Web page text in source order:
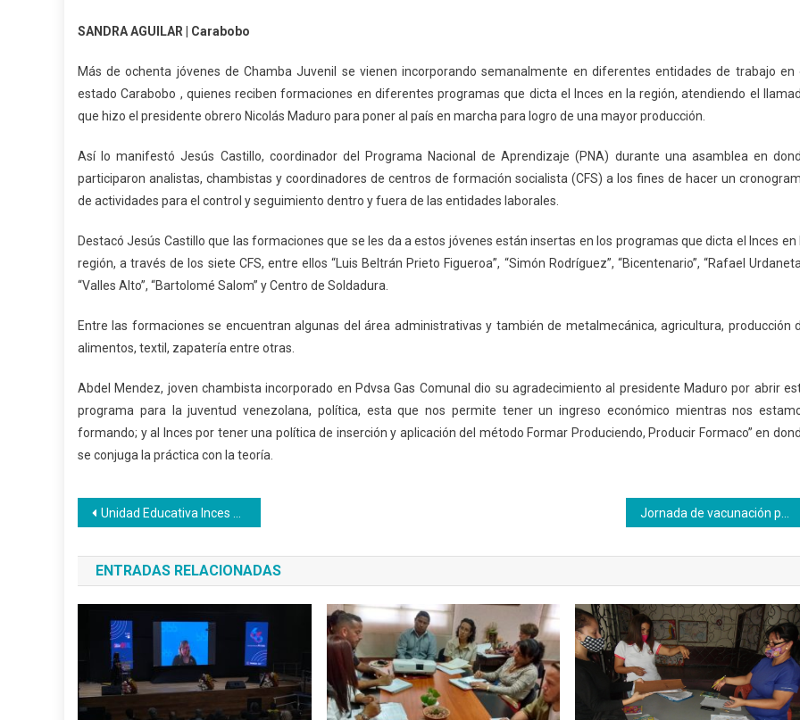
SANDRA AGUILAR | Carabobo
Más de ochenta jóvenes de Chamba Juvenil se vienen incorporando semanalmente en diferentes entidades de trabajo en
estado Carabobo , quienes reciben formaciones en diferentes programas que dicta el Inces en la región, atendiendo el
que hizo el presidente obrero Nicolás Maduro para poner al país en marcha para logro de una mayor producción.
Así lo manifestó Jesús Castillo, coordinador del Programa Nacional de Aprendizaje (PNA) durante una asamblea en
participaron analistas, chambistas y coordinadores de centros de formación socialista (CFS) a los fines de hacer un
de actividades para el control y seguimiento dentro y fuera de las entidades laborales.
Destacó Jesús Castillo que las formaciones que se les da a estos jóvenes están insertas en los programas que dicta el Inces en
región, a través de los siete CFS, entre ellos “Luis Beltrán Prieto Figueroa”, “Simón Rodríguez”, “Bicentenario”, “Rafael
“Valles Alto”, “Bartolomé Salom” y Centro de Soldadura.
Entre las formaciones se encuentran algunas del área administrativas y también de metalmecánica, agricultura, producción
alimentos, textil, zapatería entre otras.
Abdel Mendez, joven chambista incorporado en Pdvsa Gas Comunal dio su agradecimiento al presidente Maduro por abrir
programa para la juventud venezolana, política, esta que nos permite tener un ingreso económico mientras nos
formando; y al Inces por tener una política de inserción y aplicación del método Formar Produciendo, Producir Formaco” en
se conjuga la práctica con la teoría.
Navegación
de
entradas
Unidad Educativa Inces Falcón graduó a 11 bachilleres con perfil productivo Jornada de vacunación para hijos de trabajadores y de las comunidades en Inces
ENTRADAS RELACIONADAS